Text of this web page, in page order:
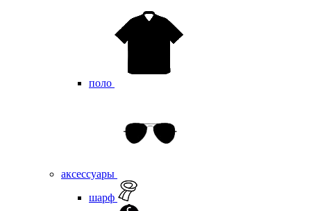
поло
аксессуары
шарф